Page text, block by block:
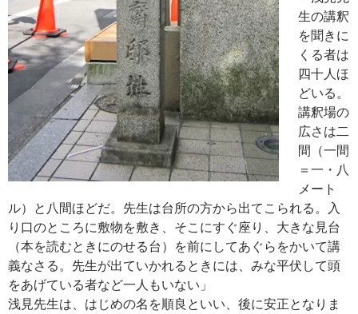
生の講釈
を聞きに
くる者は
四十人ほ
どいる。
講釈場の
広さは二
間（一間
＝一・八
メート
ル）と八間ほどだ。先生は台所の方から出てこられる。入
り口のところに敷物を敷き、そこにすぐ座り、大きな見台
（本を読むときにのせる台）を前にしてあぐらをかいて講
義なさる。先生が出ていかれるときには、みな平伏して頭
をあげている者など一人もいない」
浅見先生は、はじめの名を順良といい、後に安正となりま